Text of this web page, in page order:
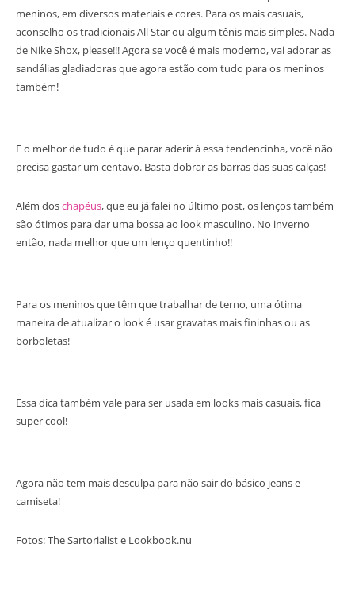
meninos, em diversos materiais e cores. Para os mais casuais,
aconselho os tradicionais All Star ou algum tênis mais simples. Nada
de Nike Shox, please!!! Agora se você é mais moderno, vai adorar as
sandálias gladiadoras que agora estão com tudo para os meninos
também!
E o melhor de tudo é que parar aderir à essa tendencinha, você não
precisa gastar um centavo. Basta dobrar as barras das suas calças!
Além doschapéus, que eu já falei no último post, os lenços também
são ótimos para dar uma bossa ao look masculino. No inverno
então, nada melhor que um lenço quentinho!!
Para os meninos que têm que trabalhar de terno, uma ótima
maneira de atualizar o look é usar gravatas mais fininhas ou as
borboletas!
Essa dica também vale para ser usada em looks mais casuais, fica
super cool!
Agora não tem mais desculpa para não sair do básico jeans e
camiseta!
Fotos: The Sartorialist e Lookbook.nu